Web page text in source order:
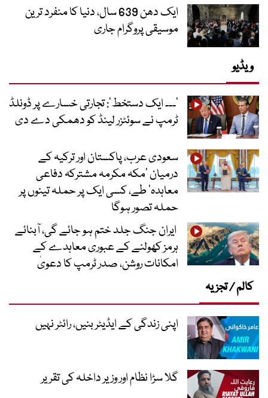
ایک دھن 639 سال، دنیا کا منفرد ترین
موسیقی پروگرام جاری
ویڈیو
’۔۔۔ ایک دستخط‘: تجارتی خسارے پر ڈونلڈ
ٹرمپ نے سوئٹزر لینڈ کو دھمکی دے دی
سعودی عرب، پاکستان اور ترکیہ کے
درمیان ’مکہ مکرمہ مشترکہ دفاعی
معاہدہ‘ طے، کسی ایک پر حملہ تینوں پر
حملہ تصور ہوگا
ایران جنگ جلد ختم ہو جائے گی، آبنائے
ہرمز کھولنے کے عبوری معاہدے کے
امکانات روشن، صدر ٹرمپ کا دعویٰ
کالم / تجزیہ
اپنی زندگی کے ایڈیٹر بنیں، رائٹر نہیں
گلا سڑا نظام اور وزیر داخلہ کی تقریر